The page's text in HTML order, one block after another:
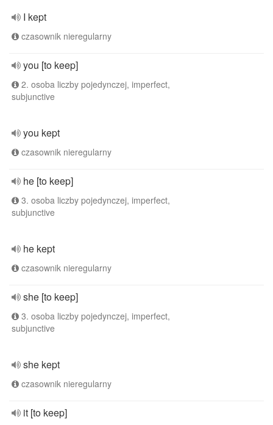
I kept
czasownik nieregularny
you [to keep]
2. osoba liczby pojedynczej, imperfect,
subjunctive
you kept
czasownik nieregularny
he [to keep]
3. osoba liczby pojedynczej, imperfect,
subjunctive
he kept
czasownik nieregularny
she [to keep]
3. osoba liczby pojedynczej, imperfect,
subjunctive
she kept
czasownik nieregularny
it [to keep]